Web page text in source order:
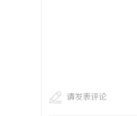
请发表评论